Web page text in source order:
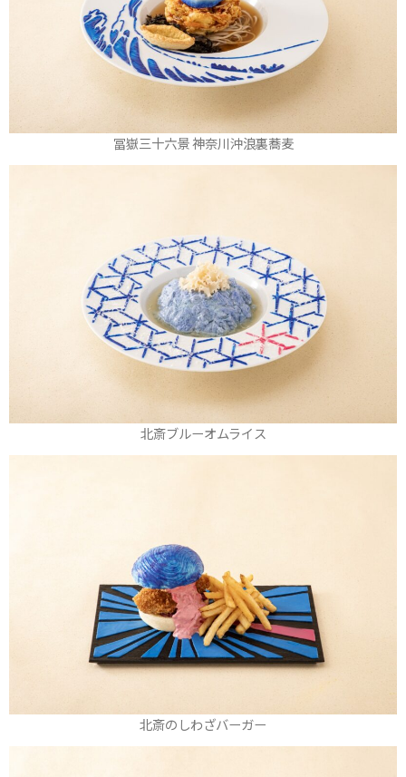
冨嶽三十六景 神奈川沖浪裏蕎麦
北斎ブルーオムライス
北斎のしわざバーガー